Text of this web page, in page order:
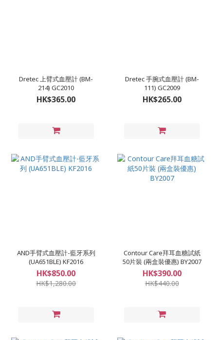
Dretec 上臂式血壓計 (BM-
214) GC2010
HK$365.00
Dretec 手腕式血壓計 (BM-
111) GC2009
HK$265.00
AND手臂式血壓計-藍牙系列
(UA651BLE) KF2016
HK$850.00
HK$1,280.00
Contour Care拜耳血糖試紙
50片裝 (兩盒裝優惠) BY2007
HK$390.00
HK$440.00